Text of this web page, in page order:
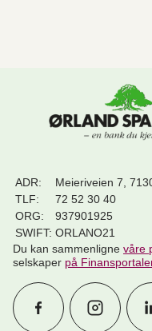
ADR:
Meieriveien 7,
TLF:
72 52 30 40
ORG:
937901925
SWIFT: ORLANO21
Du kan sammenligne våre
selskaper på